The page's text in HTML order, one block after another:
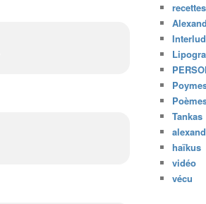
recettes
Tankas
haïkus
vidéo
vécu